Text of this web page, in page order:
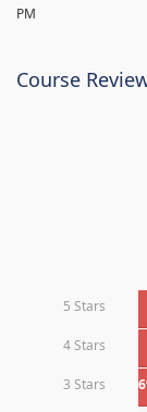
PM
Course
5 Stars
4 Stars
3 Stars